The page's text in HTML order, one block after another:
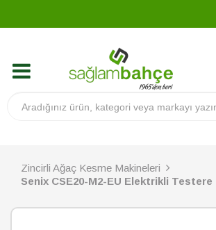
Zincirli Ağaç Kesme Makineleri
Senix CSE20-M2-EU Elektrikli Testere